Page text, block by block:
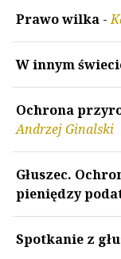
Prawo wilka -
W innym
Ochrona
Andrzej Ginalski
Głuszec.
pieniędzy
Spotkanie z